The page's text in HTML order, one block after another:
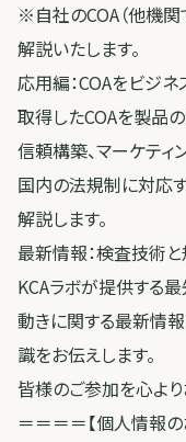
※自社のCOA（他機関
解説いたします。
応用編：COAをビジ
取得したCOAを製品
信頼構築、マーケティ
国内の法規制に対応
解説します。
最新情報：検査技術
KCAラボが提供する
動きに関する最新情
識をお伝えします。
皆様のご参加を心より
＝＝＝＝【個人情報